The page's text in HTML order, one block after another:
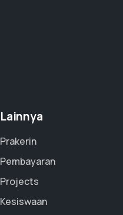
Lainnya
Prakerin
Pembayaran
Projects
Kesiswaan